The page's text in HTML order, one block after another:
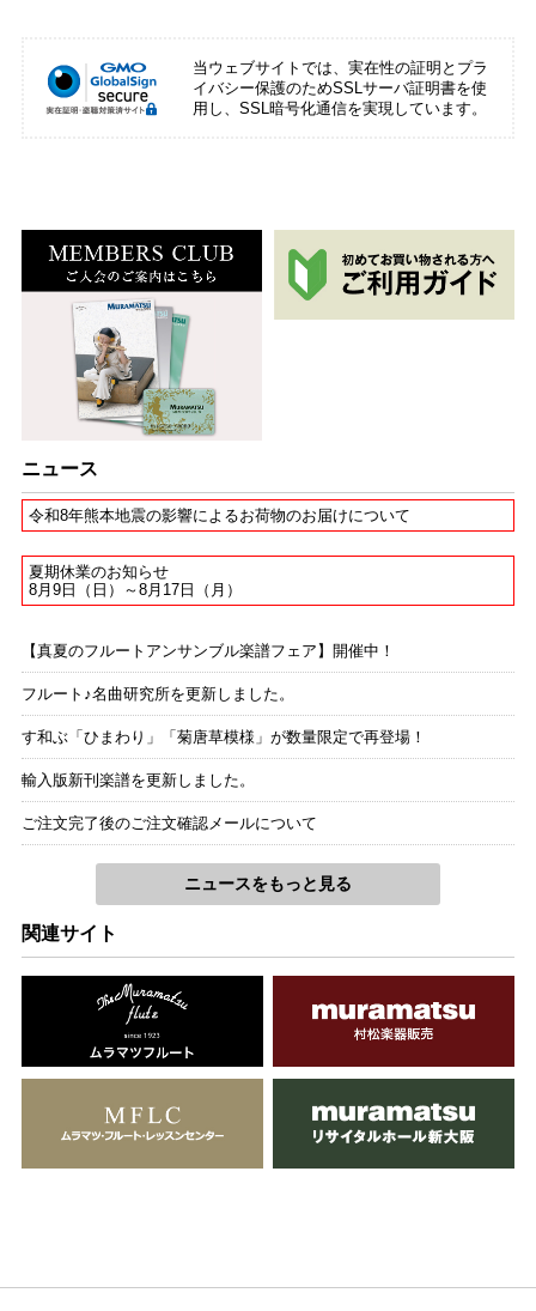
当ウェブサイトでは、実在性の証明とプラ
イバシー保護のためSSLサーバ証明書を使
用し、SSL暗号化通信を実現しています。
ニュース
令和8年熊本地震の影響によるお荷物のお届けについて
夏期休業のお知らせ
8月9日（日）～8月17日（月）
【真夏のフルートアンサンブル楽譜フェア】開催中！
フルート♪名曲研究所を更新しました。
す和ぶ「ひまわり」「菊唐草模様」が数量限定で再登場！
輸入版新刊楽譜を更新しました。
ご注文完了後のご注文確認メールについて
ニュースをもっと見る
関連サイト